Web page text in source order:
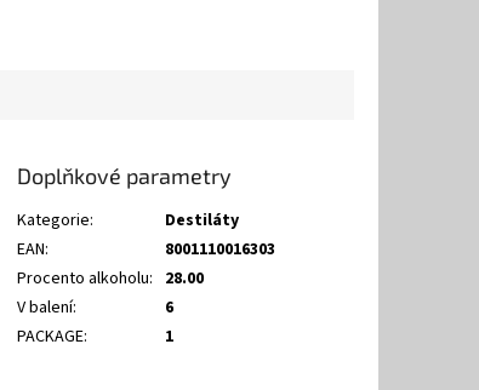
Doplňkové parametry
Kategorie:
Destiláty
EAN:
8001110016303
Procento alkoholu: 28.00
V balení:
6
PACKAGE: 1